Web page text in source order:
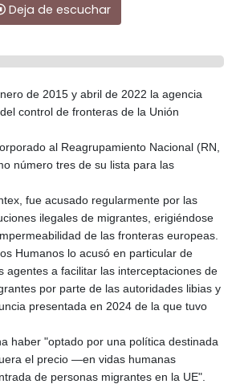
Deja de escuchar
de 2015 y abril de 2022 la agencia
control de fronteras de la Unión
al Reagrupamiento Nacional (RN,
número tres de su lista para las
fue acusado regularmente por las
ilegales de migrantes, erigiéndose
de las fronteras europeas.
Humanos lo acusó en particular de
agentes a facilitar las interceptaciones de
por parte de las autoridades libias y
presentada en 2024 de la que tuvo
haber "optado por una política destinada
el precio —en vidas humanas
de personas migrantes en la UE".